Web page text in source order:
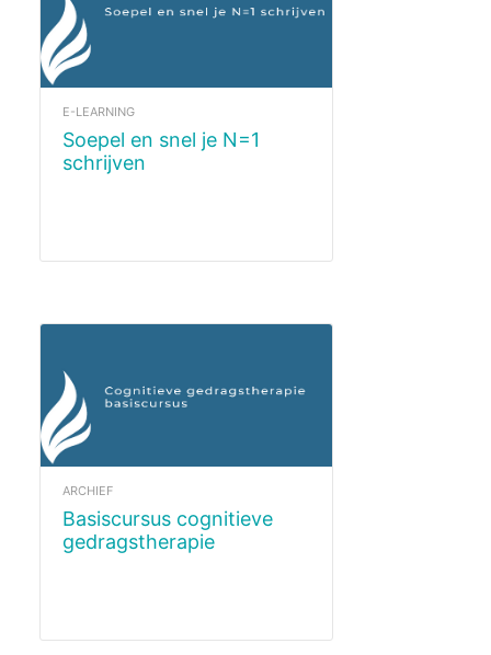
E-LEARNING
Soepel en snel je N=1
schrijven
ARCHIEF
Basiscursus cognitieve
gedragstherapie